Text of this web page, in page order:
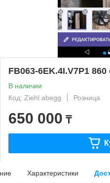
FB063-6EK.4I.V7P1
В наличии
Код: Ziehl abegg
Розница
650 000 ₸
Характеристики